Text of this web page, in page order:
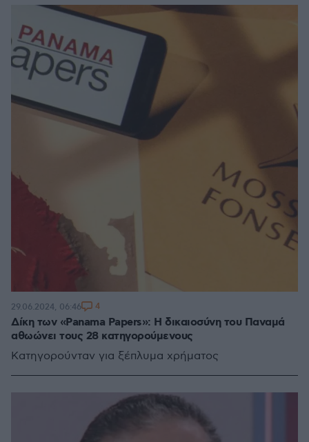
Δίκη των «Panama Papers»: Η δικαιοσύνη του Παναμά
αθωώνει τους 28 κατηγορούμενους
Kατηγορούνταν για ξέπλυμα χρήματος
29.06.2024, 06:46 4